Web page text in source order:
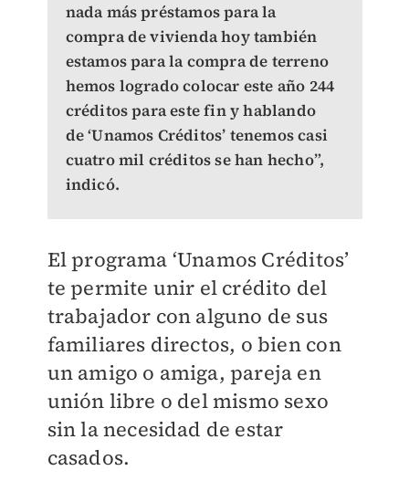
nada más préstamos para la
compra de vivienda hoy también
estamos para la compra de terreno
hemos logrado colocar este año 244
créditos para este fin y hablando
de ‘Unamos Créditos’ tenemos casi
cuatro mil créditos se han hecho”,
indicó.
El programa ‘Unamos Créditos’
te permite unir el crédito del
trabajador con alguno de sus
familiares directos, o bien con
un amigo o amiga, pareja en
unión libre o del mismo sexo
sin la necesidad de estar
casados.